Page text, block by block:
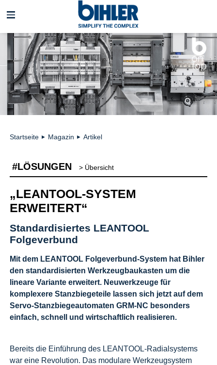
überspringen
Startseite ► Magazin ► Artikel
#LÖSUNGEN > Übersicht
„LEANTOOL-SYSTEM
ERWEITERT“
Standardisiertes LEANTOOL
Folgeverbund
Mit dem LEANTOOL Folgeverbund-System hat Bihler
den standardisierten Werkzeugbaukasten um die
lineare Variante erweitert. Neuwerkzeuge für
komplexere Stanzbiegeteile lassen sich jetzt auf dem
Servo-Stanzbiegeautomaten GRM-NC besonders
einfach, schnell und wirtschaftlich realisieren.
Bereits die Einführung des LEANTOOL-Radialsystems
war eine Revolution. Das modulare Werkzeugsystem